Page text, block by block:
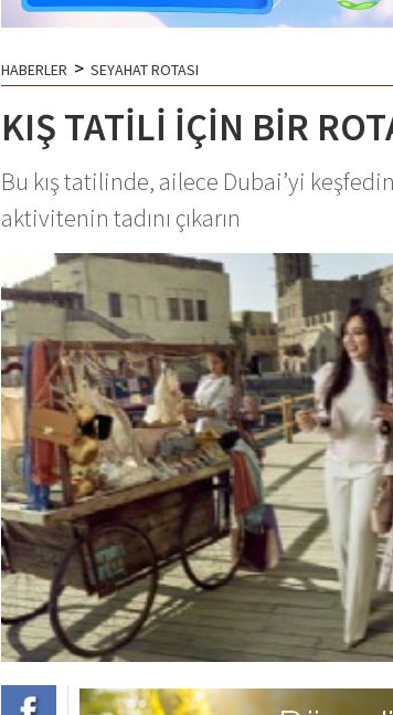
HABERLER > SEYAHAT ROTASI
KIŞ TATİLİ İÇİN BİR
Bu kış tatilinde, ailece Dubai’yi
aktivitenin tadını çıkarın